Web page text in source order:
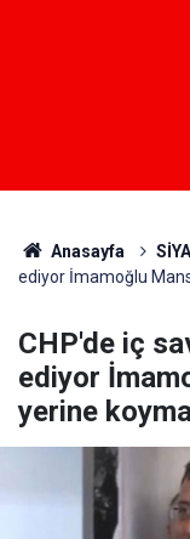
Anasayfa
ediyor İmamoğlu
CHP'de iç
ediyor
yerine